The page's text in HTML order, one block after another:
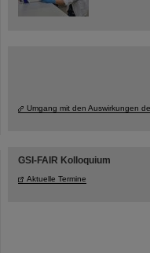
Umgang mit den Auswirkungen
GSI-FAIR Kolloquium
Aktuelle Termine